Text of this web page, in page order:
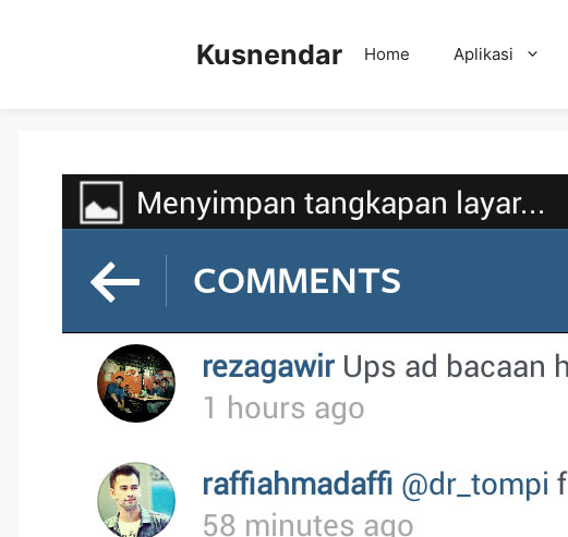
Kusnendar Home Aplikasi